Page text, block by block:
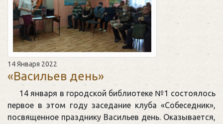
14 Января 2022
«Васильев день»
14 января в городской библиотеке №1 состоялось
первое в этом году заседание клуба «Собеседник»,
посвященное празднику Васильев день. Оказывается,